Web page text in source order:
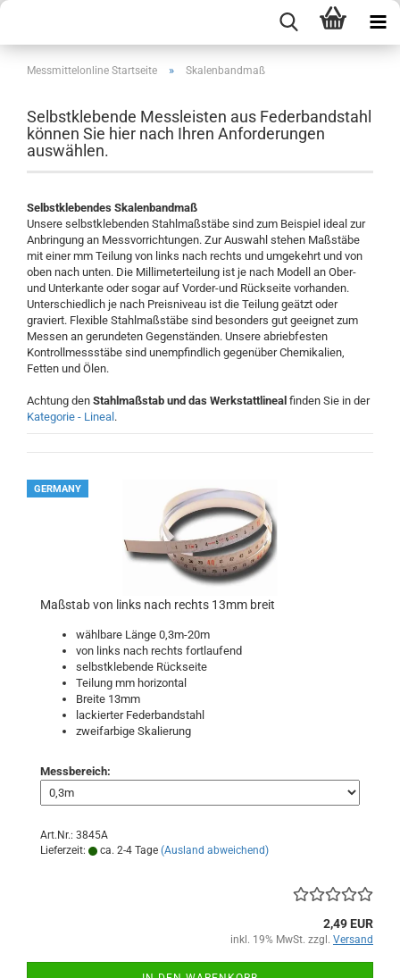
Messmittelonline Startseite » Skalenbandmaß
Selbstklebende Messleisten aus Federbandstahl
können Sie hier nach Ihren Anforderungen
auswählen.
Selbstklebendes Skalenbandmaß
Unsere selbstklebenden Stahlmaßstäbe sind zum Beispiel ideal zur
Anbringung an Messvorrichtungen. Zur Auswahl stehen Maßstäbe
mit einer mm Teilung von links nach rechts und umgekehrt und von
oben nach unten. Die Millimeterteilung ist je nach Modell an Ober-
und Unterkante oder sogar auf Vorder-und Rückseite vorhanden.
Unterschiedlich je nach Preisniveau ist die Teilung geätzt oder
graviert. Flexible Stahlmaßstäbe sind besonders gut geeignet zum
Messen an gerundeten Gegenständen. Unsere abriebfesten
Kontrollmessstäbe sind unempfindlich gegenüber Chemikalien,
Fetten und Ölen.
Achtung den Stahlmaßstab und das Werkstattlineal finden Sie in der
Kategorie - Lineal .
GERMANY
Maßstab von links nach rechts 13mm breit
wählbare Länge 0,3m-20m
von links nach rechts fortlaufend
selbstklebende Rückseite
Teilung mm horizontal
Breite 13mm
lackierter Federbandstahl
zweifarbige Skalierung
Messbereich:
Art.Nr.: 3845A
Lieferzeit:
ca. 2-4 Tage (Ausland abweichend)
2,49 EUR
inkl. 19% MwSt. zzgl. Versand